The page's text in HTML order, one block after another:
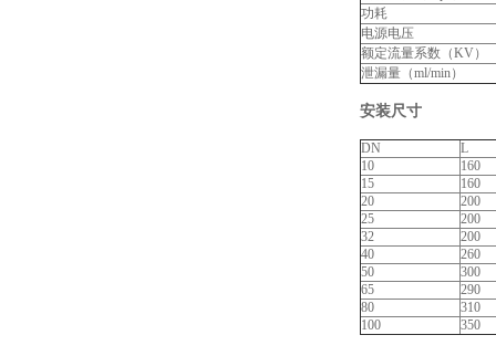
功耗
电源电压
额定流量系数（KV）
泄漏量（ml/min）
安装尺寸
DN
L
10
160
15
160
20
200
25
200
32
200
40
260
50
300
65
290
80
310
100
350